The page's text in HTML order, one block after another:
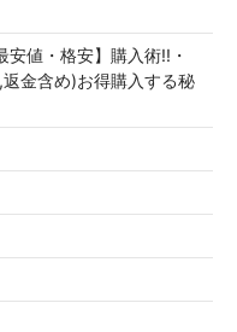
安値・格安】購入術!!・
金含め)お得購入する秘